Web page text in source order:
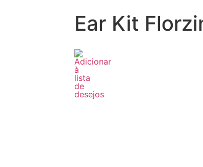
Ear Kit